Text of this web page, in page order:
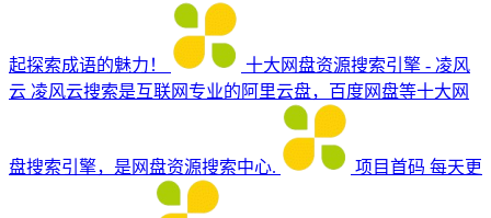
起探索成语的魅力！
十大网盘资源搜索引擎 - 凌风
云 凌风云搜索是互联网专业的阿里云盘，百度网盘等十大网
盘搜索引擎，是网盘资源搜索中心. 项目首码 每天更